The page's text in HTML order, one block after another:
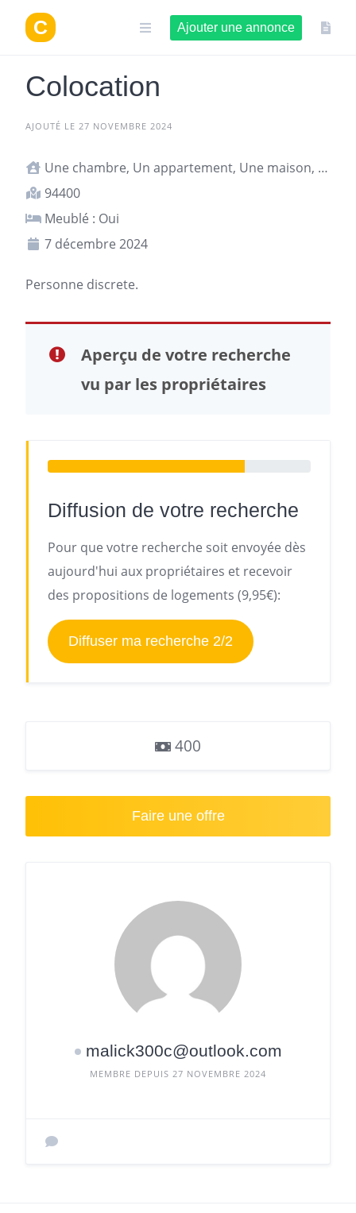
contenu
Ajouter une annonce
Colocation
AJOUTÉ LE 27 NOVEMBRE 2024
Une chambre, Un appartement, Une maison, Studio ou T1
94400
Meublé : Oui
7 décembre 2024
Personne discrete.
Aperçu de votre recherche
vu par les propriétaires
Diffusion de votre recherche
Pour que votre recherche soit envoyée dès
aujourd'hui aux propriétaires et recevoir
des propositions de logements (9,95€):
Diffuser ma recherche 2/2
400
Faire une offre
malick300c@outlook.com
MEMBRE DEPUIS 27 NOVEMBRE 2024